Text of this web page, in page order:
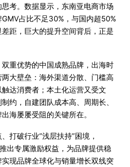
考。数据显示，东南亚电商市场
占比不足30%，与国内超50%
距，巨大的提升空间背后，正是
重优势的中国成熟品牌，出海时
大壁垒：海外渠道分散、门槛高
达消费者；本土化运营又受文
约，自建团队成本高、周期长、
海屡屡受阻的关键所在。
打破行业“浅层扶持”困境，
出专属激励权益，为品牌提供稳
现品牌全球化与销量增长双线突